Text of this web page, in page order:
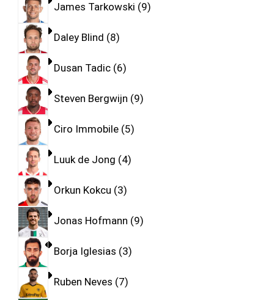
James Tarkowski 9
Daley Blind 8
Dusan Tadic 6
Steven Bergwijn 9
Ciro Immobile 5
Luuk de Jong 4
Orkun Kokcu 3
Jonas Hofmann 9
Borja Iglesias 3
Ruben Neves 7